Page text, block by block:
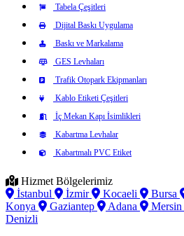
Tabela Çeşitleri
Dijital Baskı Uygulama
Baskı ve Markalama
GES Levhaları
Trafik Otopark Ekipmanları
Kablo Etiketi Çeşitleri
İç Mekan Kapı İsimlikleri
Kabartma Levhalar
Kabartmalı PVC Etiket
Hizmet Bölgelerimiz
İstanbul
İzmir Kocaeli Bursa
Konya
Gaziantep Adana Mersin
Denizli